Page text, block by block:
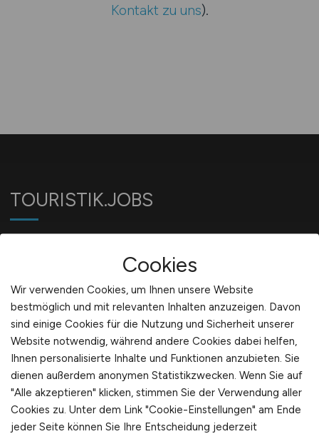
Kontakt zu uns).
TOURISTIK.JOBS
Für Arbeitgeber
Stellenanzeigen schalten
Mediadaten & Konditionen
Arbeitgeber Seite
Arbeitgeber Kontakt
Cookies
Wir verwenden Cookies, um Ihnen unsere Website
bestmöglich und mit relevanten Inhalten anzuzeigen. Davon
sind einige Cookies für die Nutzung und Sicherheit unserer
Website notwendig, während andere Cookies dabei helfen,
Ihnen personalisierte Inhalte und Funktionen anzubieten. Sie
dienen außerdem anonymen Statistikzwecken. Wenn Sie auf
"Alle akzeptieren" klicken, stimmen Sie der Verwendung aller
Cookies zu. Unter dem Link "Cookie-Einstellungen" am Ende
jeder Seite können Sie Ihre Entscheidung jederzeit